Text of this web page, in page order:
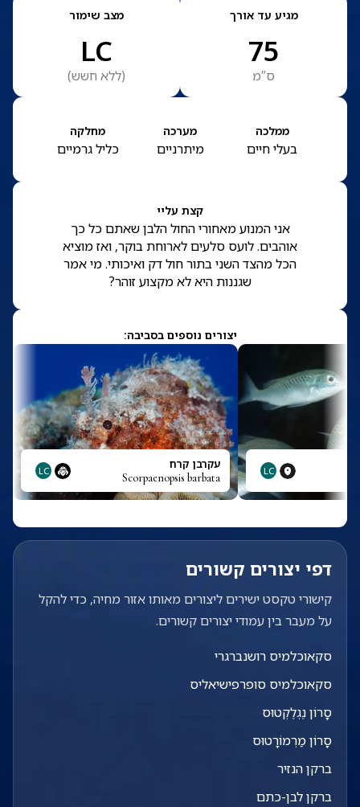
מגיע עד אורך
75
ס”מ
מצב שימור
LC
(ללא חשש)
ממלכה
בעלי חיים
מערכה
מיתרניים
מחלקה
כליל גרמיים
קצת עליי
אני המנוע מאחורי החול הלבן שאתם כל כך
אוהבים. לועס סלעים לארוחת בוקר, ואז מוציא
הכל מהצד השני בתור חול דק ואיכותי. מי אמר
שגננות היא לא מקצוע זוהר?
יצורים נוספים בסביבה:
LC עקרבן קרח
Scorpaenopsis barbata
LC
דפי יצורים קשורים
קישורי טקסט ישירים ליצורים מאותו אזור מחיה, כדי להקל
על מעבר בין עמודי יצורים קשורים.
סקאוכלמיס רושנברגרי
סקאוכלמיס סופרפישיאליס
סָרוֹן נֶגְלֶקְטוּס
סָרוֹן מַרְמוֹרָטוּס
ברקן הנזיר
ברקן לבן-כתם